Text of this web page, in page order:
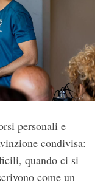
personali e
condivisa:
quando ci si
come un